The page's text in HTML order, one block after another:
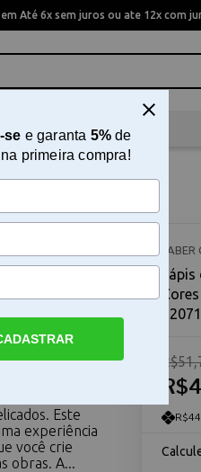
Até 6x sem juros ou ate 12x com
Scrapbook
15 Cores
cores frias O
Este
experiência
você crie
obras. A...
FABER
se e garanta 5%de
primeira compra!